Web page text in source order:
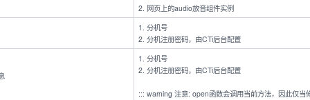
2. 网页上的audio放音组件实例
1. 分机号
2. 分机注册密码，由CTi后台配置
1. 分机号
2. 分机注册密码，由CTi后台配置
::: warning 注意: open函数会调用当前方法，因此仅当